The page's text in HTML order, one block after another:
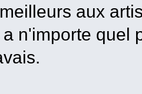
aux
n'importe quel